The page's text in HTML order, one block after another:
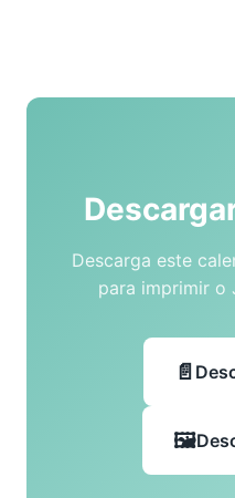
Descarga este
para imprimir o